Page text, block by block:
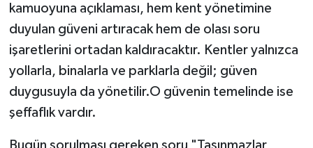
kamuoyuna açıklaması, hem kent yönetimine
duyulan güveni artıracak hem de olası soru
işaretlerini ortadan kaldıracaktır. Kentler yalnızca
yollarla, binalarla ve parklarla değil; güven
duygusuyla da yönetilir.O güvenin temelinde ise
şeffaflık vardır.
Bugün sorulması gereken soru "Taşınmazlar